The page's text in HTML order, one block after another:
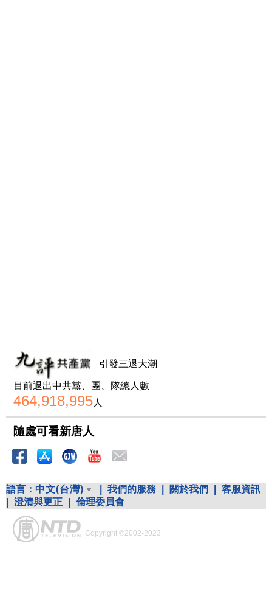
引發三退大潮
目前退出中共黨、團、隊總人數
464,918,995人
隨處可看新唐人
語言： 中文(台灣) 我們的服務 關於我們
客服資訊
澄清與更正 倫理委員會
Copyright ©2002-2023